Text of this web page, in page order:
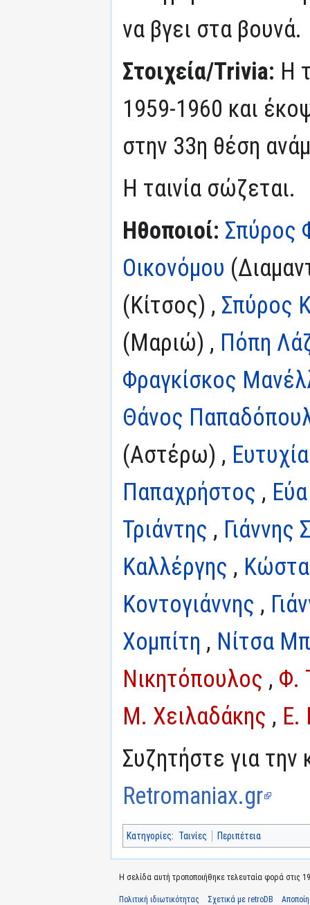
να βγει στα βουνά.
Στοιχεία/Trivia: Η
1959-1960 και
στην 33η θέση
Η ταινία σώζεται.
Ηθοποιοί: Σπύρος
Οικονόμου
(Κίτσος) , Σπύρος
(Μαριώ) , Πόπη
Φραγκίσκος
Θάνος
(Αστέρω) ,
Παπαχρήστος ,
Τριάντης , Γιάννης
Καλλέργης ,
Κοντογιάννης ,
Χομπίτη , Νίτσα
Νικητόπουλος , Φ.
Μ. Χειλαδάκης , Ε.
Συζητήστε για την
Retromaniax.gr
Κατηγορίες: Ταινίες Περιπέτεια
Η σελίδα αυτή τροποποιήθηκε τελευταία φορά στις
Πολιτική ιδιωτικότητας Σχετικά με retroDB